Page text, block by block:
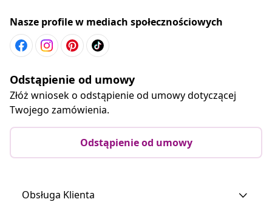
Nasze profile w mediach społecznościowych
Odstąpienie od umowy
Złóż wniosek o odstąpienie od umowy dotyczącej
Twojego zamówienia.
Odstąpienie od umowy
Obsługa Klienta